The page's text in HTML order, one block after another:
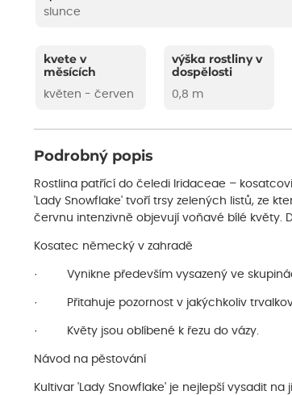
slunce
kvete v
měsících
květen - červen
výška rostliny v
dospělosti
0,8 m
Podrobný popis
Rostlina patřící do čeledi Iridaceae –
'Lady Snowflake' tvoří trsy zelených listů, ze
červnu intenzivně objevují voňavé bílé květy.
Kosatec německý v zahradě
· Vynikne především vysazený ve
· Přitahuje pozornost v jakýchkoliv
· Květy jsou oblíbené k řezu do vázy.
Návod na pěstování
Kultivar 'Lady Snowflake' je nejlepší vysadit